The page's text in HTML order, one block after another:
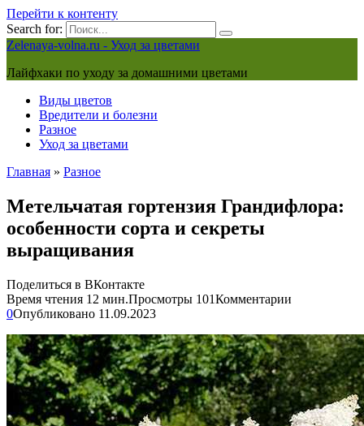
Перейти к контенту
Search for:
Zelenaya-volna.ru - Уход за цветами
Лайфхаки по уходу за домашними цветами
Виды цветов
Вредители и болезни
Разное
Уход за цветами
Главная » Разное
Метельчатая гортензия Грандифлора:
особенности сорта и секреты
выращивания
Поделиться в ВКонтакте
Время чтения 12 мин.Просмотры 101Комментарии
0Опубликовано 11.09.2023